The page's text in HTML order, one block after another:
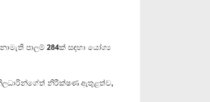
පාලම් 284ක් සඳහා යෝග්‍ය
නිලධාරින්ගේත් නිරීක්ෂණ ඇතුළත්ව,